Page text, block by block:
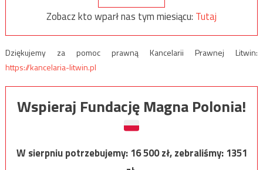
Zobacz kto wparł nas tym miesiącu: Tutaj
Dziękujemy za pomoc prawną Kancelarii Prawnej Litwin:
https://kancelaria-litwin.pl
Wspieraj Fundację Magna Polonia!
W sierpniu potrzebujemy:16 500zł, zebraliśmy:1351